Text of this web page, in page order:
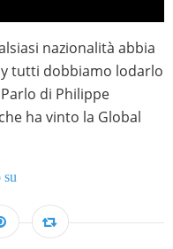
nazionalità abbia
tutti dobbiamo lodarlo
di Philippe
ha vinto la Global
su